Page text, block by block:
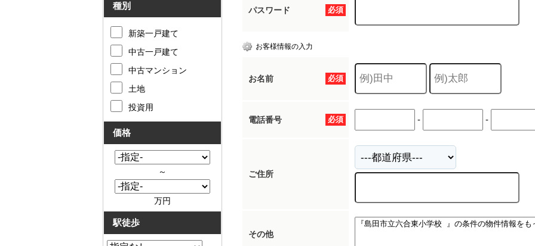
必須
パスワード
お客様情報の入力
必須
お名前
必須
電話番号 - -
ご住所
その他
種別
新築一戸建て
中古一戸建て
中古マンション
土地
投資用
価格
～
万円
駅徒歩